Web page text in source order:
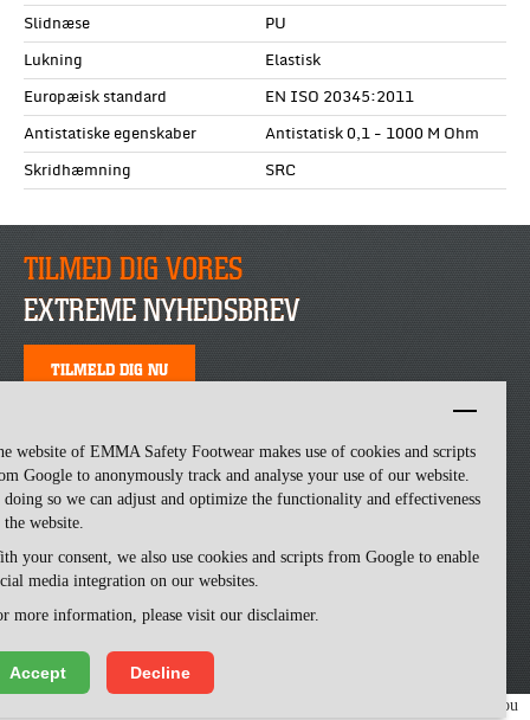
website of EMMA Safety Footwear makes use of cookies and scripts
Google to anonymously track and analyse your use of our website.
so we can adjust and optimize the functionality and effectiveness
website.
your consent, we also use cookies and scripts from Google to enable
media integration on our websites.
more information, please visit our disclaimer.
Accept Decline
Slidnæse
PU
Lukning
Elastisk
Europæisk standard
EN ISO 20345:2011
Antistatiske egenskaber
Antistatisk 0,1 - 1000 M Ohm
Skridhæmning
SRC
TILMED DIG VORES
EXTREME NYHEDSBREV
TILMELD DIG NU
Emma Safety Footwear - made by ivengi
We use cookies to make our website easy to use. Please visit our website, you